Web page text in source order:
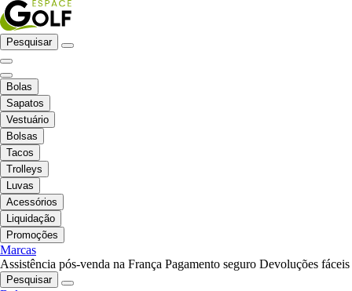
Pesquisar
Bolas
Sapatos
Vestuário
Bolsas
Tacos
Trolleys
Luvas
Acessórios
Liquidação
Promoções
Marcas
Assistência pós-venda na França Pagamento seguro Devoluções fáceis
Pesquisar